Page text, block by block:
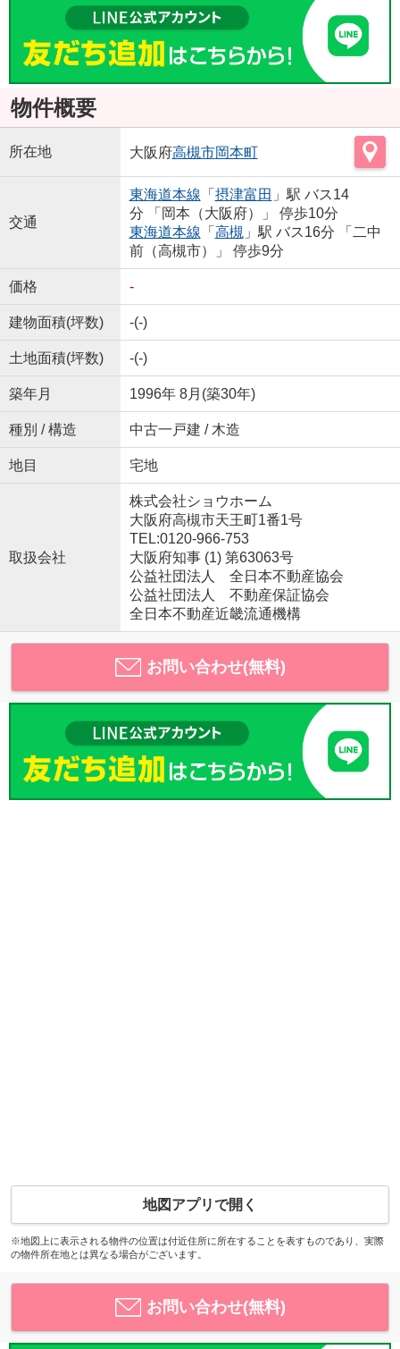
物件概要
所在地 大阪府高槻市岡本町
交通
東海道本線 「 摂津富田 」駅 バス14
分 「岡本（大阪府）」 停歩10分
東海道本線 「 高槻 」駅 バス16分 「二中
前（高槻市）」 停歩9分
価格 -
建物面積(坪数) -(-)
土地面積(坪数) -(-)
築年月 1996年 8月(築30年)
種別 / 構造 中古一戸建 / 木造
地目 宅地
取扱会社
株式会社ショウホーム
大阪府高槻市天王町1番1号
TEL:0120-966-753
大阪府知事 (1) 第63063号
公益社団法人 全日本不動産協会
公益社団法人 不動産保証協会
全日本不動産近畿流通機構
お問い合わせ(無料)
地図アプリで開く
※地図上に表示される物件の位置は付近住所に所在することを表すものであり、実際
の物件所在地とは異なる場合がございます。
お問い合わせ(無料)